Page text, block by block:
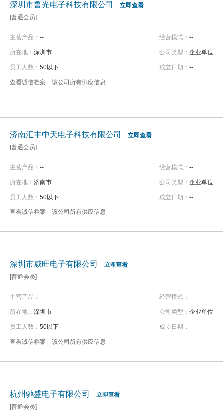
深圳市鲁光电子科技有限公司
立即查看
[普通会员]
主营产品： --
所在地： 深圳市
员工人数： 50以下
查看诚信档案 该公司所有供应信息
经营模式： --
公司类型： 企业单位
成立日期： --
济南汇丰中天电子科技有限公司
立即查看
[普通会员]
主营产品： --
所在地： 济南市
员工人数： 50以下
查看诚信档案 该公司所有供应信息
经营模式： --
公司类型： 企业单位
成立日期： --
深圳市威旺电子有限公司
立即查看
[普通会员]
主营产品： --
所在地： 深圳市
员工人数： 50以下
查看诚信档案 该公司所有供应信息
经营模式： --
公司类型： 企业单位
成立日期： --
杭州驰盛电子有限公司
立即查看
[普通会员]